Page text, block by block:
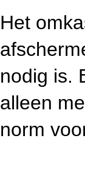
Het
nodig is.
alleen
norm